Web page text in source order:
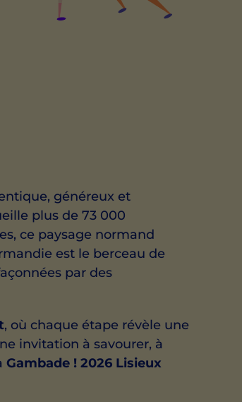
généreux et
plus de 73 000
ce paysage normand
est le berceau de
par des
, où chaque étape révèle une
invitation à savourer, à
Gambade ! 2026 Lisieux